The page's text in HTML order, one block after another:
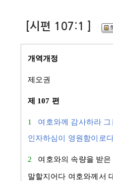
[시편 107:1 ]
개역개정
제오권
제 107 편
1 여호와께 감사하라
인자하심이 영원함이로
2 여호와의 속량을 받은
말할지어다 여호와께서